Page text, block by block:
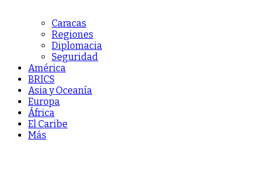
Caracas
Regiones
Diplomacia
Seguridad
América
BRICS
Asia y Oceanía
Europa
África
El Caribe
Más